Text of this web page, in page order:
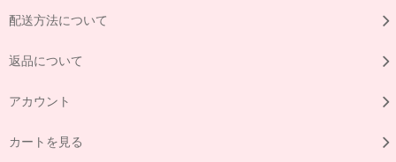
配送方法について
返品について
アカウント
カートを見る